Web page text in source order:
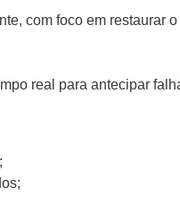
com foco em restaurar
real para antecipar